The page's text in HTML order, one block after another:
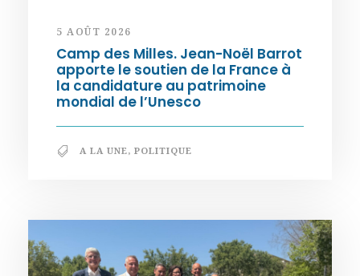
5 AOÛT 2026
Camp des Milles. Jean-Noël Barrot
apporte le soutien de la France à
la candidature au patrimoine
mondial de l’Unesco
A LA UNE, POLITIQUE